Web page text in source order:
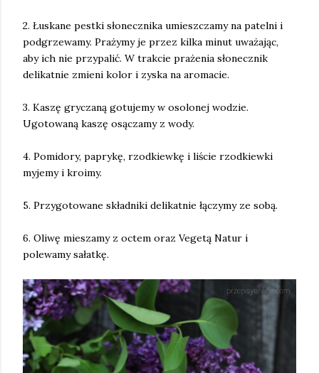
2. Łuskane pestki słonecznika umieszczamy na patelni i
podgrzewamy. Prażymy je przez kilka minut uważając,
aby ich nie przypalić. W trakcie prażenia słonecznik
delikatnie zmieni kolor i zyska na aromacie.
3. Kaszę gryczaną gotujemy w osolonej wodzie.
Ugotowaną kaszę osączamy z wody.
4. Pomidory, paprykę, rzodkiewkę i liście rzodkiewki
myjemy i kroimy.
5. Przygotowane składniki delikatnie łączymy ze sobą.
6. Oliwę mieszamy z octem oraz Vegetą Natur i
polewamy sałatkę.